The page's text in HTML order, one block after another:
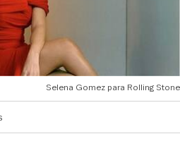
Selena Gomez para Rolling Stone